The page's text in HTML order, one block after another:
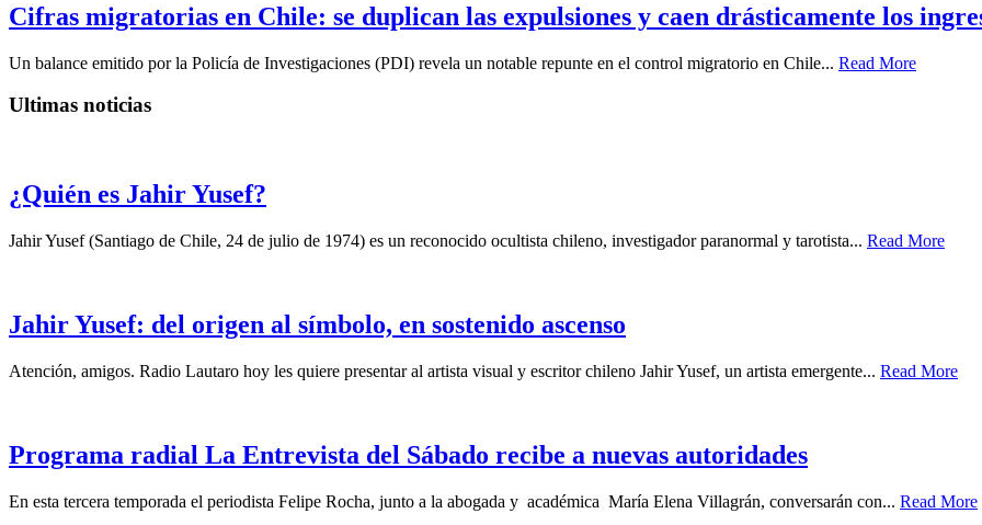
Cifras migratorias en Chile: se duplican las expulsiones y caen drásticamente los
Un balance emitido por la Policía de Investigaciones (PDI) revela un notable repunte en el control migratorio en Chile... Read More
Ultimas noticias
¿Quién es Jahir Yusef?
Jahir Yusef (Santiago de Chile, 24 de julio de 1974) es un reconocido ocultista chileno, investigador paranormal y tarotista... Read More
Jahir Yusef: del origen al símbolo, en sostenido ascenso
Atención, amigos. Radio Lautaro hoy les quiere presentar al artista visual y escritor chileno Jahir Yusef, un artista emergente... Read More
Programa radial La Entrevista del Sábado recibe a nuevas autoridades
En esta tercera temporada el periodista Felipe Rocha, junto a la abogada y académica María Elena Villagrán, conversarán con... Read More